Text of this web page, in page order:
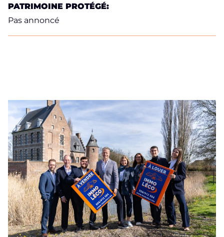
PATRIMOINE PROTÉGÉ:
Pas annoncé